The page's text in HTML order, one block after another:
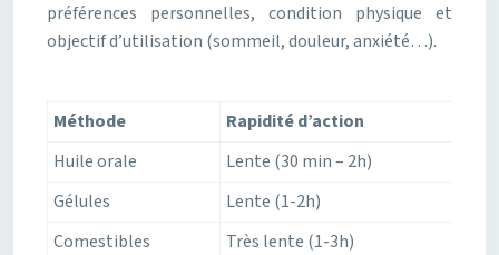
préférences personnelles, condition physique et
objectif d’utilisation (sommeil, douleur, anxiété…).
Méthode Rapidité d’action
Huile orale
Lente (30 min – 2h)
Gélules
Lente (1-2h)
Comestibles
Très lente (1-3h)